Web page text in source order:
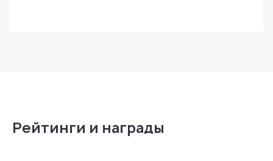
Рейтинги и награды